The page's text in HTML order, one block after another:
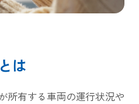
は
所有する車両の運行状況や